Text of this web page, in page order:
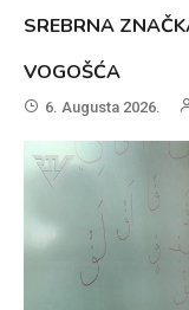
SREBRNA
VOGOŠĆA
6. Augusta 2026.